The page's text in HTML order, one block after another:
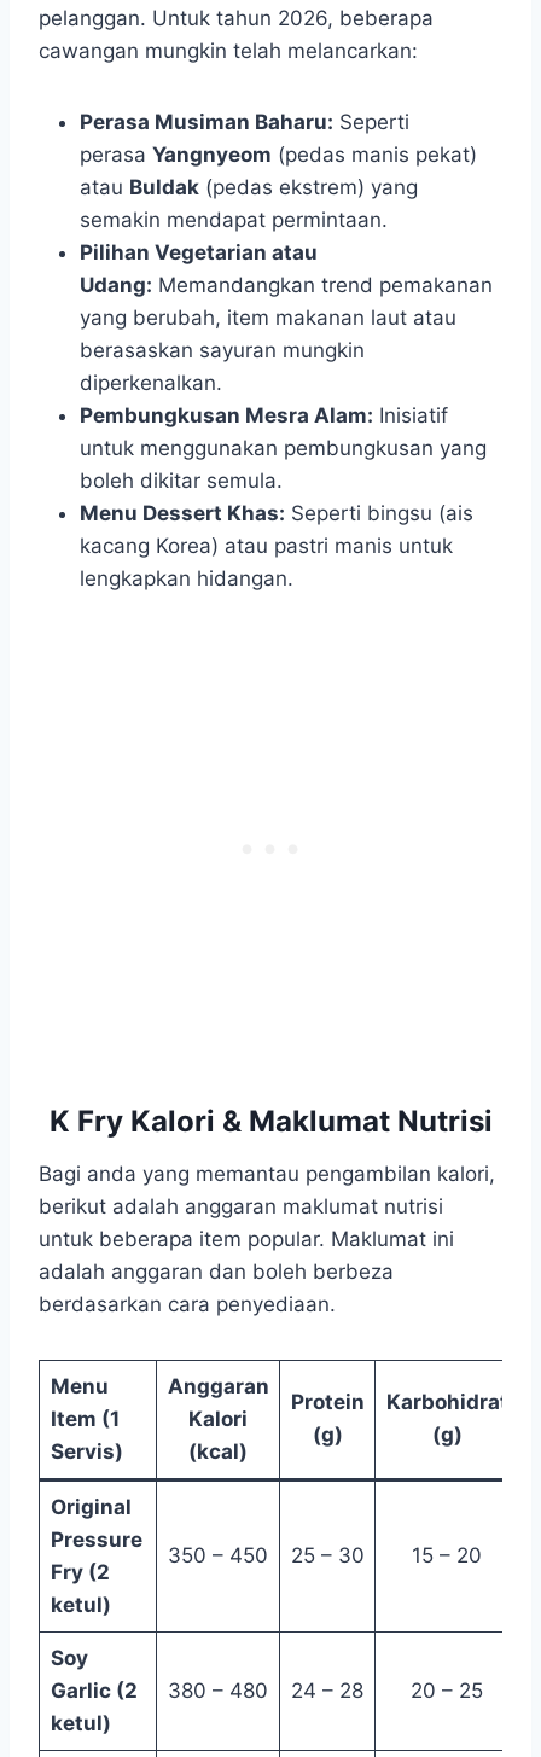
pelanggan. Untuk tahun 2026, beberapa
cawangan mungkin telah melancarkan:
Perasa Musiman Baharu: Seperti
perasa Yangnyeom (pedas manis pekat)
atau Buldak (pedas ekstrem) yang
semakin mendapat permintaan.
Pilihan Vegetarian atau
Udang: Memandangkan trend pemakanan
yang berubah, item makanan laut atau
berasaskan sayuran mungkin
diperkenalkan.
Pembungkusan Mesra Alam: Inisiatif
untuk menggunakan pembungkusan yang
boleh dikitar semula.
Menu Dessert Khas: Seperti bingsu (ais
kacang Korea) atau pastri manis untuk
lengkapkan hidangan.
K Fry Kalori & Maklumat Nutrisi
Bagi anda yang memantau pengambilan kalori,
berikut adalah anggaran maklumat nutrisi
untuk beberapa item popular. Maklumat ini
adalah anggaran dan boleh berbeza
berdasarkan cara penyediaan.
Menu
Item (1
Servis)
Anggaran
Kalori
(kcal)
Protein
(g)
Karbohidrat
(g)
Original
Pressure
Fry (2
ketul)
350 – 450 25 – 30 15 – 20
Soy
Garlic (2
ketul)
380 – 480 24 – 28 20 – 25